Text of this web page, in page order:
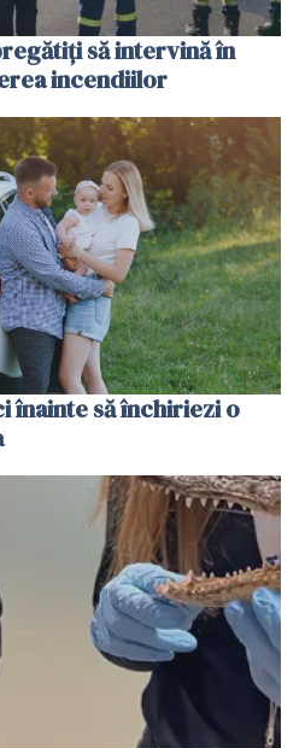
să intervină în
incendiilor
înainte să închiriezi o